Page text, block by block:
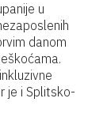
u
danom
je i Splitsko-